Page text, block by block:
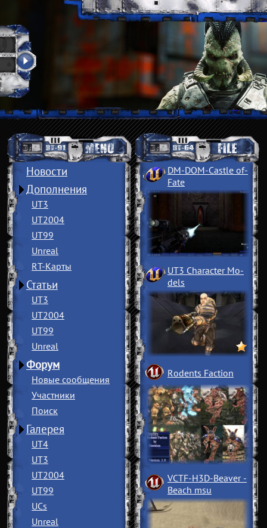
Новости
Дополнения
UT3
UT2004
UT99
Unreal
RT-Карты
Статьи
UT3
UT2004
UT99
Unreal
Форум
Новые сообщения
Участники
Поиск
Галерея
UT4
UT3
UT2004
UT99
UCs
Unreal
DM-DOM-Castle of­
Fate
UT3 Character Mo­
dels
Rodents Faction
VCTF-H3D-Beaver ­
Beach msu